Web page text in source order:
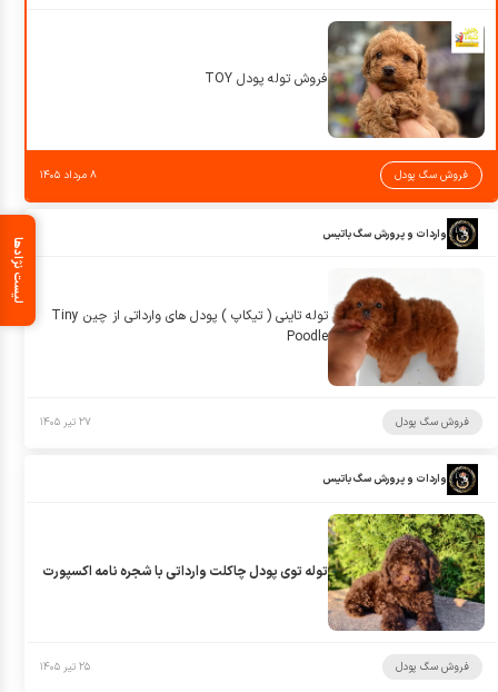
لیست نژادها
فروش توله پودل TOY
فروش سگ پودل ۸ مرداد ۱۴۰۵
واردات و پرورش سگ باتیس
توله تاینی ( تیکاپ ) پودل های وارداتی از چین Tiny
Poodle
فروش سگ پودل ۲۷ تیر ۱۴۰۵
واردات و پرورش سگ باتیس
توله توی پودل چاکلت وارداتی با شجره نامه اکسپورت
فروش سگ پودل ۲۵ تیر ۱۴۰۵